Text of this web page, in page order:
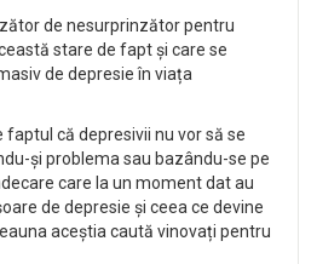
de nesurprinzător pentru
stare de fapt și care se
de depresie în viața
că depresivii nu vor să se
și problema sau bazându-se pe
care la un moment dat au
de depresie și ceea ce devine
aceștia caută vinovați pentru